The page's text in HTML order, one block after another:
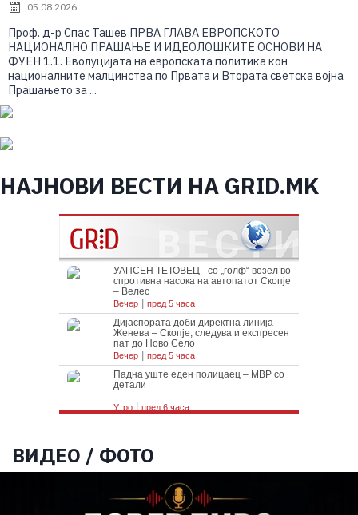
05.08.2026
Проф. д-р Спас Ташев ПРВА ГЛАВА ЕВРОПСКОТО
НАЦИОНАЛНО ПРАШАЊЕ И ИДЕОЛОШКИТЕ ОСНОВИ НА
ФУЕН 1.1. Еволуцијата на европската политика кон
националните малцинства по Првата и Втората светска војна
Прашањето за ...
НАЈНОВИ ВЕСТИ НА GRID.MK
ВИДЕО / ФОТО